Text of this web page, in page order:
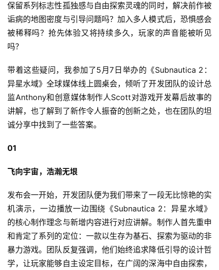
保留系列标志性孤独感与自由探索灵魂的同时，解决前作被
诟病的地图密度与引导问题吗？加入多人模式后，恐惧感会
被稀释吗？抢先体验又将持续多久，玩家的声音能被听见
吗？
带着这些疑问，我参加了5月7日举办的《Subnautica 2：
异星水域》全球媒体线上圆桌会，倾听了开发团队的设计总
监Anthony和创意媒体制作人Scott对游戏开发幕后故事的
讲解，也了解到了新作令人振奋的创新之处，也在团队的坦
诚分享中找到了一些答案。
01
飞向宇宙，浩瀚无垠
发布会一开始，开发团队便为我们带来了一段无比惊艳的实
机演示，一边播放一边围绕《Subnautica 2：异星水域》
的核心制作理念与新增内容进行对应讲解。制作人首先重申
和肯定了系列的定位：一款以生存为基石、探索为驱动的非
暴力游戏。团队反复强调，他们始终追求降低引导的设计哲
学，让玩家能够自主设定目标，在广阔的深海中自由探索，